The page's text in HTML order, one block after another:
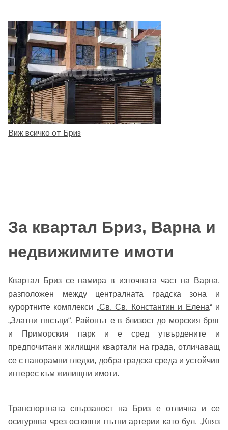
Виж всичко от Бриз
За квартал Бриз, Варна и
недвижимите имоти
Квартал Бриз се намира в източната част на Варна,
разположен между централната градска зона и
курортните комплекси „Св. Св. Константин и Елена“ и
„Златни пясъци“. Районът е в близост до морския бряг
и Приморския парк и е сред утвърдените и
предпочитани жилищни квартали на града, отличаващ
се с панорамни гледки, добра градска среда и устойчив
интерес към жилищни имоти.
Транспортната свързаност на Бриз е отлична и се
осигурява чрез основни пътни артерии като бул. „Княз